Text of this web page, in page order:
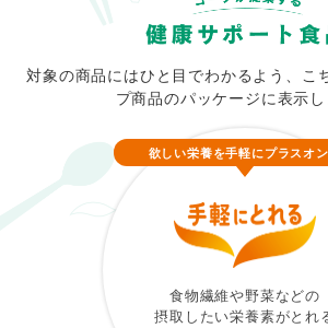
対象の商品にはひと目でわかるよう、こ
プ商品のパッケージに表示し
欲しい栄養を手軽にプラスオン
食物繊維や野菜などの
摂取したい栄養素がとれ